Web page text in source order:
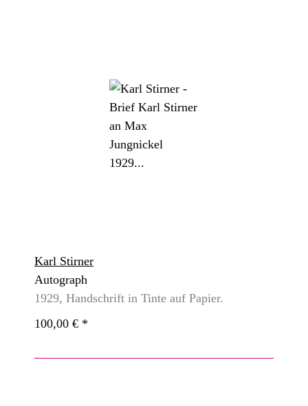
Karl Stirner
Autograph
1929, Handschrift in Tinte auf Papier.
100,00 € *